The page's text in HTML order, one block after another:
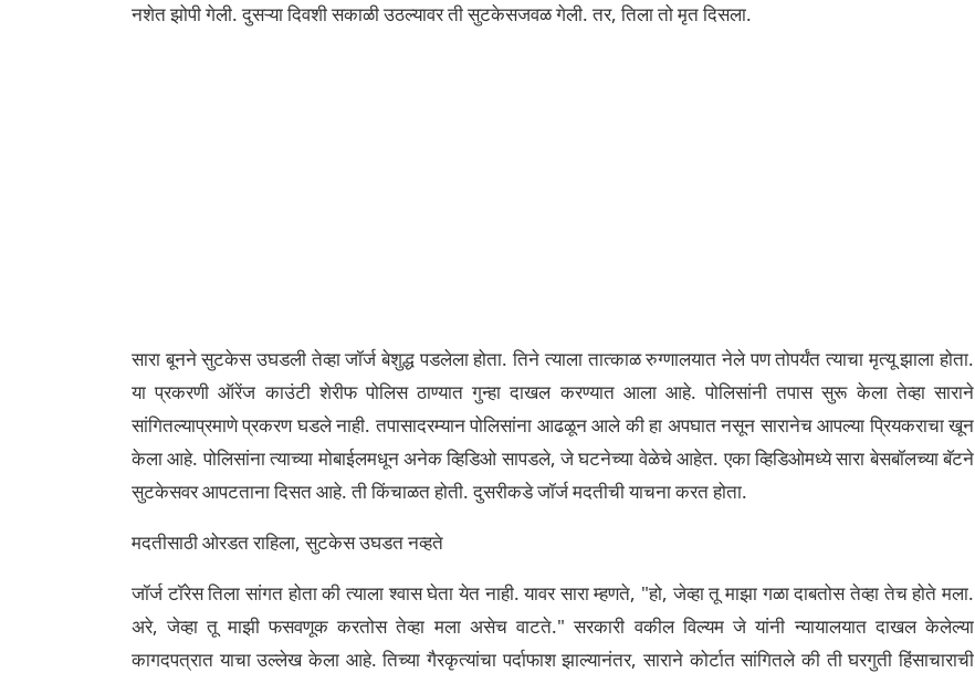
नशेत झोपी गेली. दुसऱ्या दिवशी सकाळी उठल्यावर ती सुटकेसजवळ गेली. तर, तिला तो मृत दिसला.
सारा बूनने सुटकेस उघडली तेव्हा जॉर्ज बेशुद्ध पडलेला होता. तिने त्याला तात्काळ रुग्णालयात नेले पण तोपर्यंत त्याचा मृत्यू झाला होता.
या प्रकरणी ऑरेंज काउंटी शेरीफ पोलिस ठाण्यात गुन्हा दाखल करण्यात आला आहे. पोलिसांनी तपास सुरू केला तेव्हा साराने
सांगितल्याप्रमाणे प्रकरण घडले नाही. तपासादरम्यान पोलिसांना आढळून आले की हा अपघात नसून सारानेच आपल्या प्रियकराचा खून
केला आहे. पोलिसांना त्याच्या मोबाईलमधून अनेक व्हिडिओ सापडले, जे घटनेच्या वेळेचे आहेत. एका व्हिडिओमध्ये सारा बेसबॉलच्या बॅटने
सुटकेसवर आपटताना दिसत आहे. ती किंचाळत होती. दुसरीकडे जॉर्ज मदतीची याचना करत होता.
मदतीसाठी ओरडत राहिला, सुटकेस उघडत नव्हते
जॉर्ज टॉरेस तिला सांगत होता की त्याला श्वास घेता येत नाही. यावर सारा म्हणते, "हो, जेव्हा तू माझा गळा दाबतोस तेव्हा तेच होते मला.
अरे, जेव्हा तू माझी फसवणूक करतोस तेव्हा मला असेच वाटते." सरकारी वकील विल्यम जे यांनी न्यायालयात दाखल केलेल्या
कागदपत्रात याचा उल्लेख केला आहे. तिच्या गैरकृत्यांचा पर्दाफाश झाल्यानंतर, साराने कोर्टात सांगितले की ती घरगुती हिंसाचाराची